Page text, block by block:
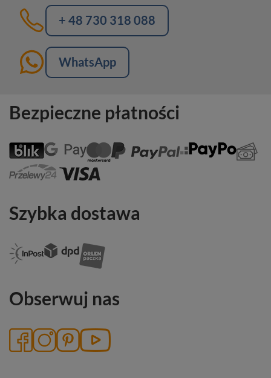
+ 48 730 318 088
WhatsApp
Bezpieczne płatności
Szybka dostawa
Obserwuj nas